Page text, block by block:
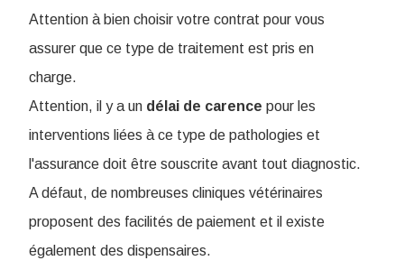
Attention à bien choisir votre contrat pour vous
assurer que ce type de traitement est pris en
charge.
Attention, il y a un délai de carence pour les
interventions liées à ce type de pathologies et
l'assurance doit être souscrite avant tout diagnostic.
A défaut, de nombreuses cliniques vétérinaires
proposent des facilités de paiement et il existe
également des dispensaires.